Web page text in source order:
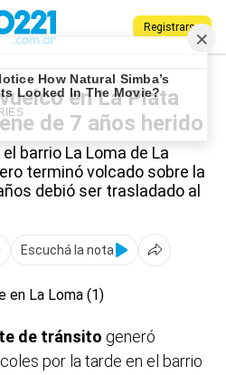
Registrarse
La Plata
en La Plata
de 7 años herido
barrio La Loma de La
terminó volcado sobre la
debió ser trasladado al
Escuchá la nota
de tránsito generó
por la tarde en el barrio